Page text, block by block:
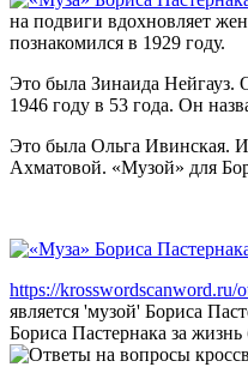
на подвиги вдохновляет
познакомился в 1929 году.
Это была Зинаида Нейгауз.
1946 году в 53 года. Он
Это была Ольга Ивинская. И
Ахматовой. «Музой» для
https://krosswordscanword.ru/
является 'музой' Бориса
Бориса Пастернака за